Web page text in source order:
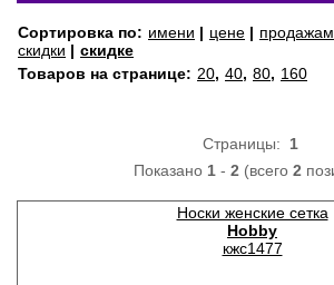
Сортировка по: имени | цене | продажам
скидки | скидке
Товаров на странице: 20, 40, 80, 160
Страницы: 1
Показано 1- 2 (всего 2
Носки женские сетка
Hobby
кжс1477